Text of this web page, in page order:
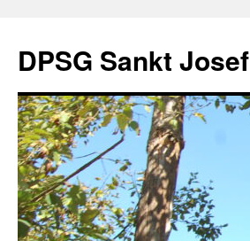
DPSG Sankt Josef